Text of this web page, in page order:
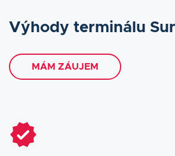
Výhody terminálu
MÁM ZÁUJEM